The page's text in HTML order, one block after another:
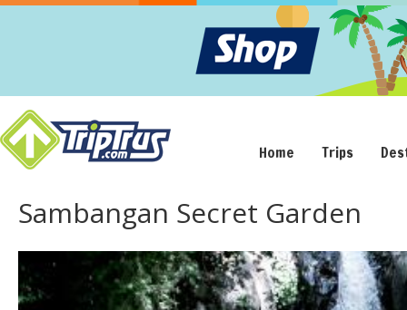
Home Trips
Sambangan Secret Garden